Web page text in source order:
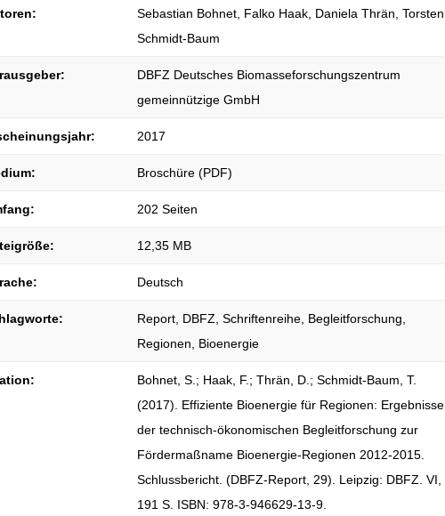
Sebastian Bohnet, Falko Haak, Daniela Thrän, Torsten
Schmidt-Baum
DBFZ Deutsches Biomasseforschungszentrum
gemeinnützige GmbH
2017
Broschüre (PDF)
202 Seiten
12,35 MB
Deutsch
Report, DBFZ, Schriftenreihe, Begleitforschung,
Regionen, Bioenergie
Bohnet, S.; Haak, F.; Thrän, D.; Schmidt-Baum, T.
(2017). Effiziente Bioenergie für Regionen: Ergebnisse
der technisch-ökonomischen Begleitforschung zur
Fördermaßname Bioenergie-Regionen 2012-2015.
Schlussbericht. (DBFZ-Report, 29). Leipzig: DBFZ. VI,
191 S. ISBN: 978-3-946629-13-9.